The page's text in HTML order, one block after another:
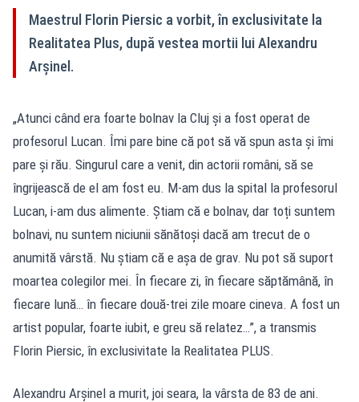
Maestrul Florin Piersic a vorbit, în exclusivitate la
Realitatea Plus, după vestea mortii lui Alexandru
Arșinel.
„Atunci când era foarte bolnav la Cluj și a fost operat de
profesorul Lucan. Îmi pare bine că pot să vă spun asta și îmi
pare și rău. Singurul care a venit, din actorii români, să se
îngrijească de el am fost eu. M-am dus la spital la profesorul
Lucan, i-am dus alimente. Știam că e bolnav, dar toți suntem
bolnavi, nu suntem niciunii sănătoși dacă am trecut de o
anumită vârstă. Nu știam că e așa de grav. Nu pot să suport
moartea colegilor mei. În fiecare zi, în fiecare săptămână, în
fiecare lună… în fiecare două-trei zile moare cineva. A fost un
artist popular, foarte iubit, e greu să relatez…”, a transmis
Florin Piersic, în exclusivitate la Realitatea PLUS.
Alexandru Arșinel a murit, joi seara, la vârsta de 83 de ani.